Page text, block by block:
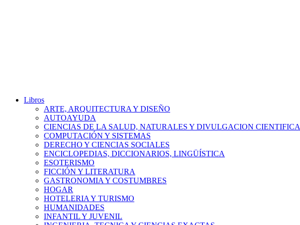
Libros
ARTE, ARQUITECTURA Y DISEÑO
AUTOAYUDA
CIENCIAS DE LA SALUD, NATURALES Y DIVULGACION CIENTIFICA
COMPUTACIÓN Y SISTEMAS
DERECHO Y CIENCIAS SOCIALES
ENCICLOPEDIAS, DICCIONARIOS, LINGÜÍSTICA
ESOTERISMO
FICCIÓN Y LITERATURA
GASTRONOMIA Y COSTUMBRES
HOGAR
HOTELERIA Y TURISMO
HUMANIDADES
INFANTIL Y JUVENIL